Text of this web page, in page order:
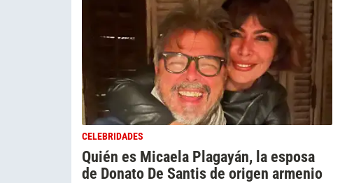
CELEBRIDADES
Quién es Micaela Plagayán, la esposa
de Donato De Santis de origen armenio